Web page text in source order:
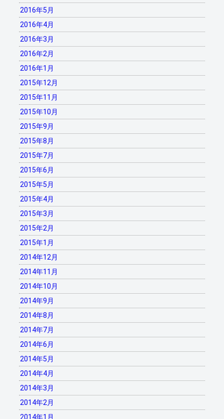
2016年5月
2016年4月
2016年3月
2016年2月
2016年1月
2015年12月
2015年11月
2015年10月
2015年9月
2015年8月
2015年7月
2015年6月
2015年5月
2015年4月
2015年3月
2015年2月
2015年1月
2014年12月
2014年11月
2014年10月
2014年9月
2014年8月
2014年7月
2014年6月
2014年5月
2014年4月
2014年3月
2014年2月
2014年1月